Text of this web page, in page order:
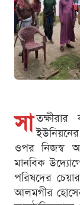
সা
ওপর নিজস্ব
মানবিক
পরিষদের
আলমগীর